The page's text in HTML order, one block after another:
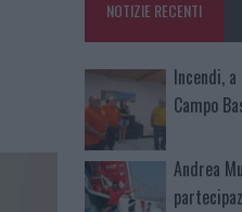
NOTIZIE RECENTI
Incendi,
Campo
Andrea